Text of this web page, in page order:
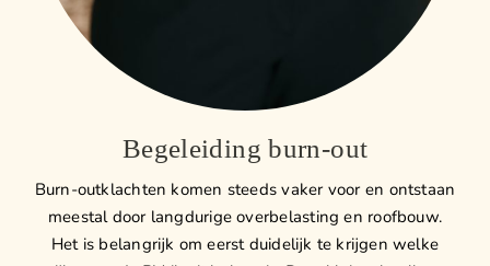
Begeleiding burn-out
Burn-outklachten komen steeds vaker voor en ontstaan
meestal door langdurige overbelasting en roofbouw.
Het is belangrijk om eerst duidelijk te krijgen welke